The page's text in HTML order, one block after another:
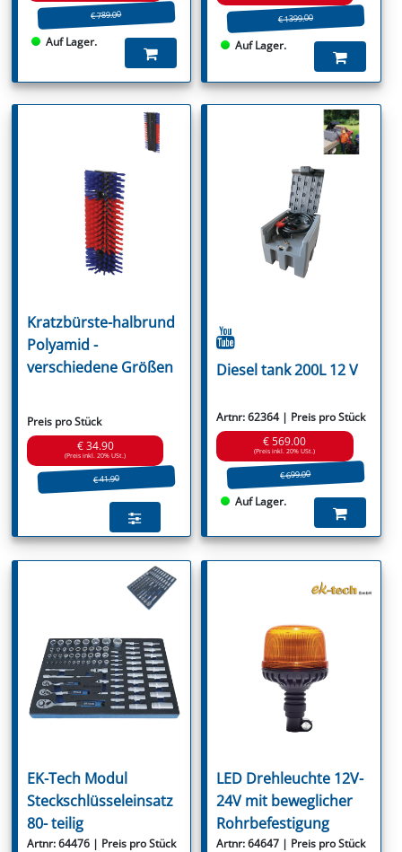
€ 789.00
Auf Lager.
€ 1399.00
Auf Lager.
Kratzbürste-halbrund
Polyamid -
verschiedene Größen
Preis pro Stück
€ 34.90
(Preis inkl. 20% USt.)
€ 41.90
Diesel tank 200L 12 V
Artnr: 62364 | Preis pro Stück
€ 569.00
(Preis inkl. 20% USt.)
€ 699.00
Auf Lager.
EK-Tech Modul
Steckschlüsseleinsatz
80- teilig
Artnr: 64476 | Preis pro Stück
LED Drehleuchte 12V-
24V mit beweglicher
Rohrbefestigung
Artnr: 64647 | Preis pro Stück